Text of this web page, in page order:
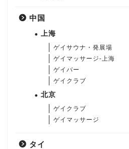
中国
上海
ゲイサウナ・発展場
ゲイマッサージ-上海
ゲイバー
ゲイクラブ
北京
ゲイクラブ
ゲイマッサージ
タイ